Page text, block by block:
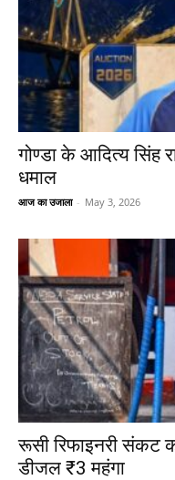
गोण्डा के आदित्य सिंह
धमाल
आज का उजाला - May 3, 2026
रूसी रिफाइनरी संकट
डीजल ₹3 महंगा